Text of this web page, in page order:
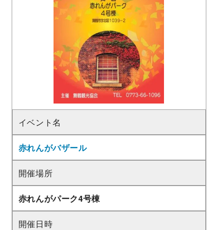
イベント名
赤れんがバザール
開催場所
赤れんがパーク4号棟
開催日時